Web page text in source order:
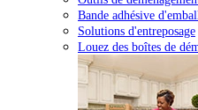
Bande adhésive
Solutions d'entreposage
Louez des boîtes de